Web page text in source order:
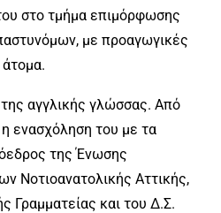
στο τμήμα επιμόρφωσης
με προαγωγικές
αγγλικής γλώσσας. Από
ενασχόληση του με τα
της Ένωσης
Νοτιοανατολικής Αττικής,
Γραμματείας και του Δ.Σ.